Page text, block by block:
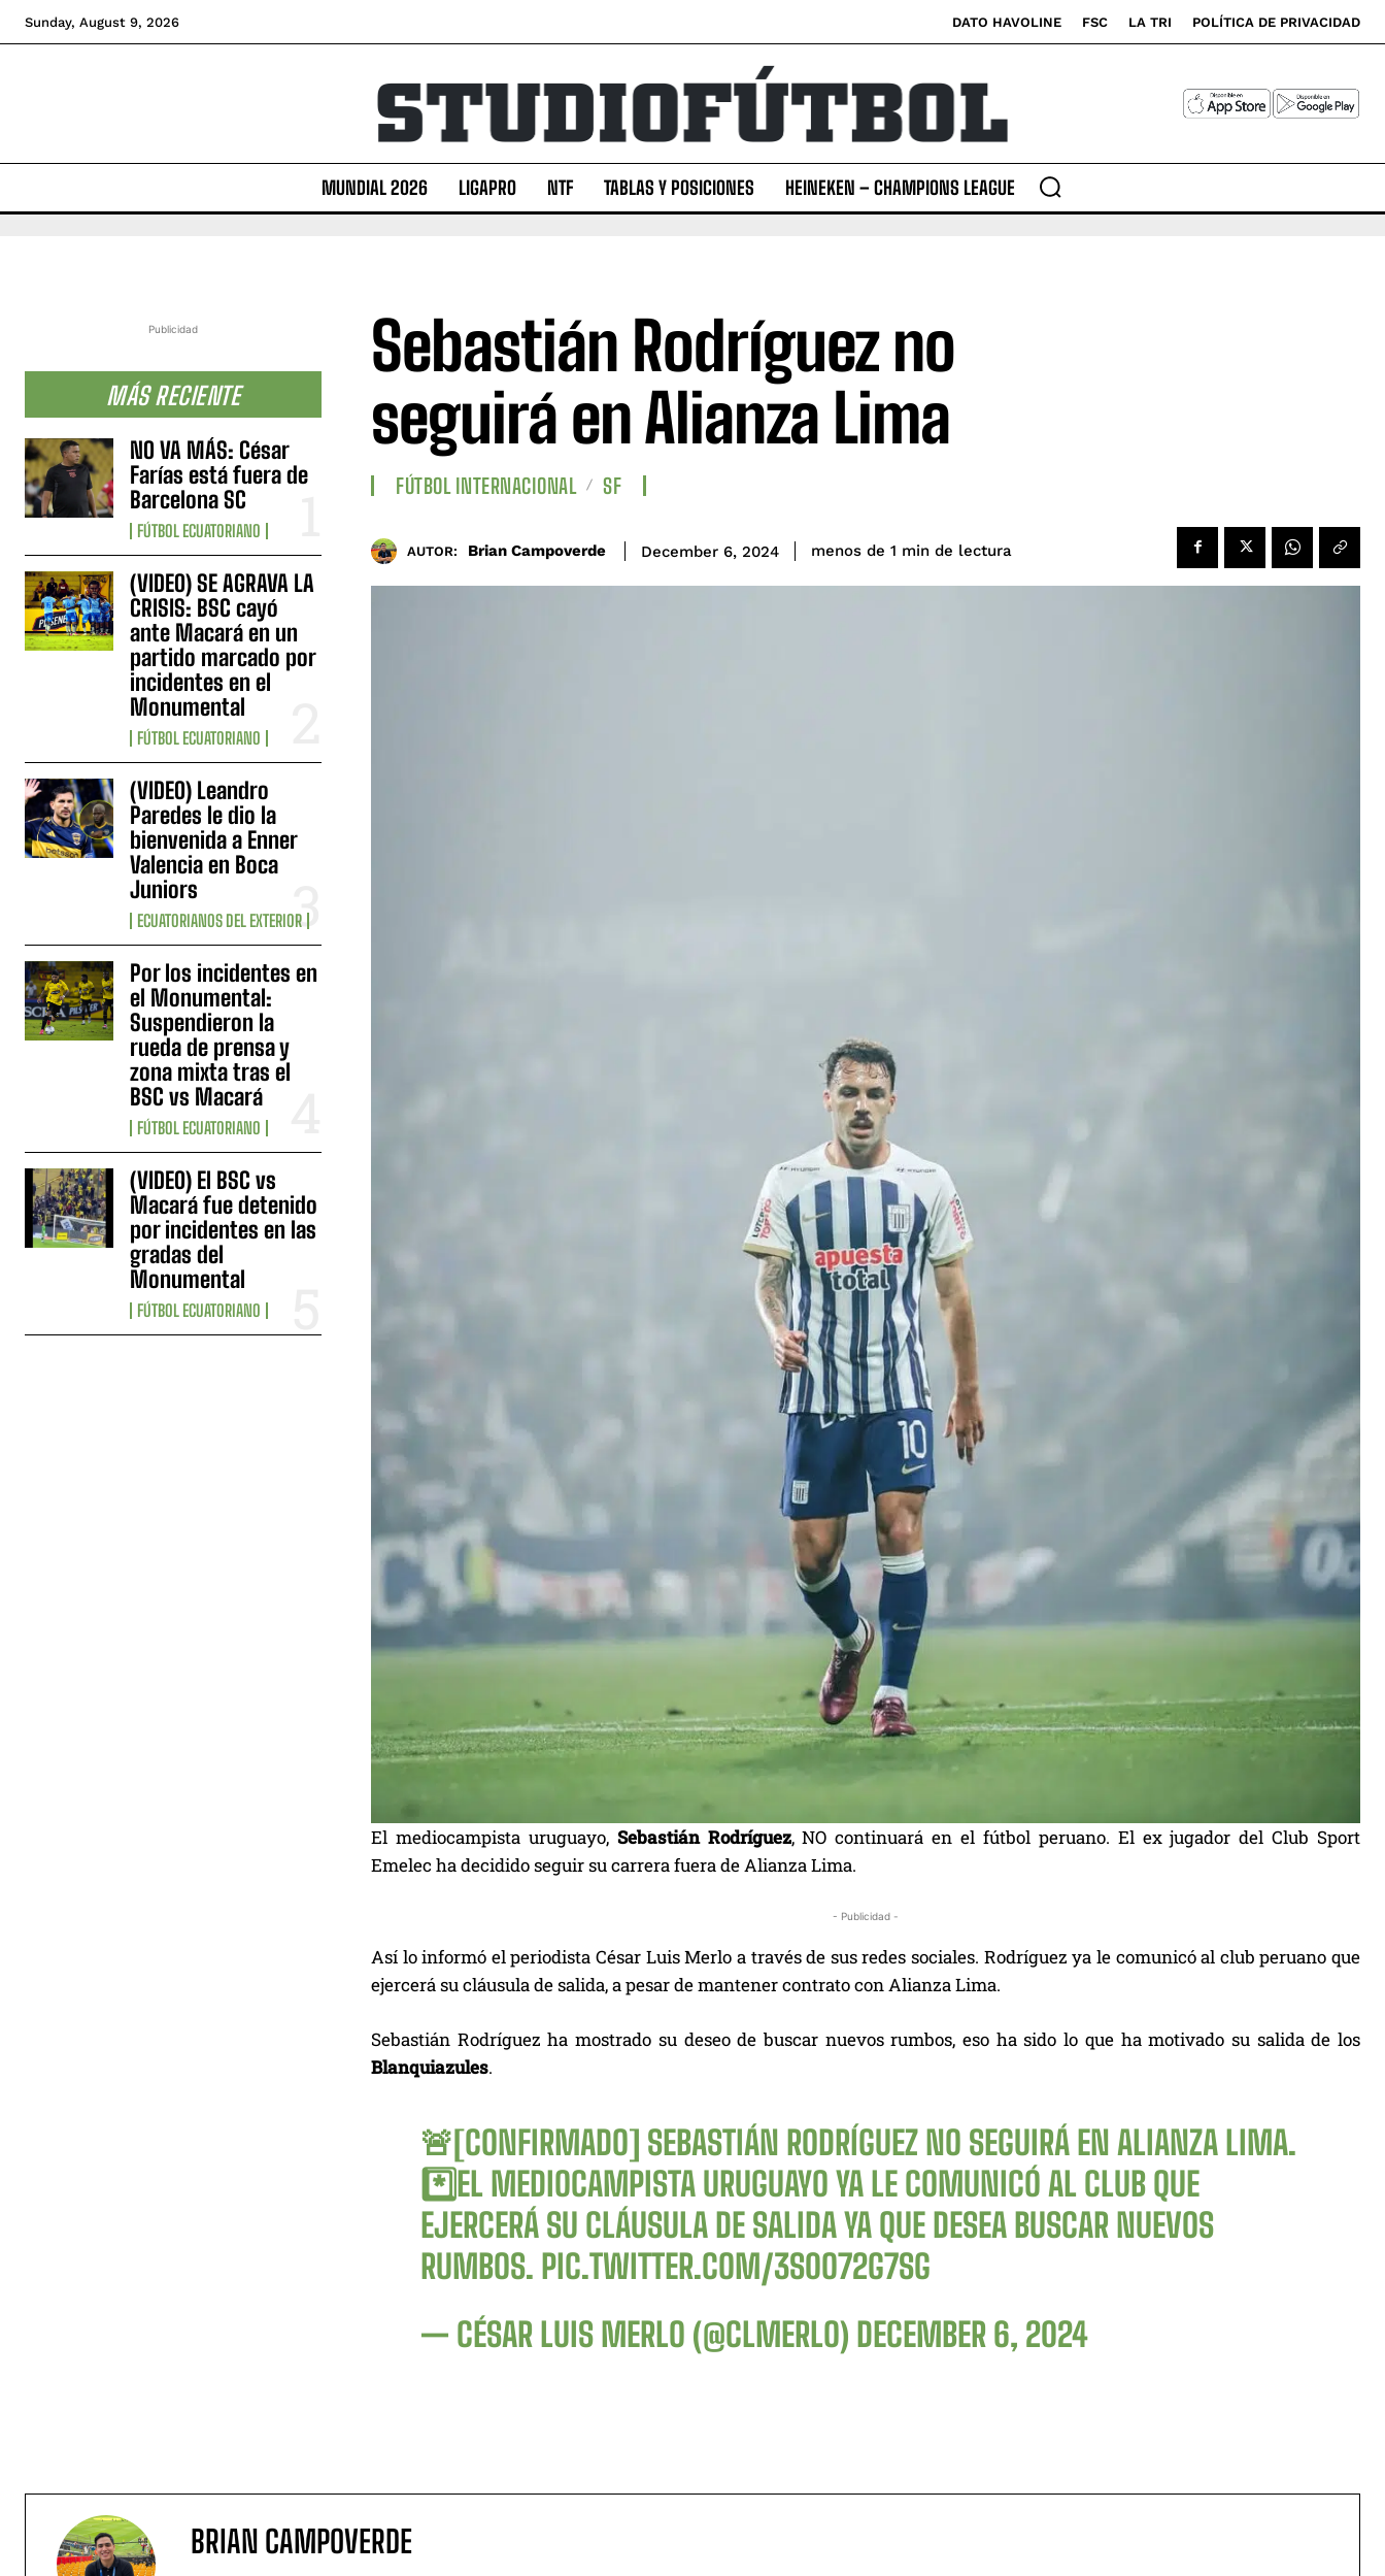
Sunday, August 9, 2026 DATO HAVOLINE FSC LA TRI POLÍTICA DE PRIVACIDAD
MUNDIAL 2026 LIGAPRO NTF TABLAS Y POSICIONES HEINEKEN – CHAMPIONS LEAGUE
Publicidad
MÁS RECIENTE
NO VA MÁS: César
Farías está fuera de
Barcelona SC
FÚTBOL ECUATORIANO
(VIDEO) SE AGRAVA LA
CRISIS: BSC cayó
ante Macará en un
partido marcado por
incidentes en el
Monumental
FÚTBOL ECUATORIANO
(VIDEO) Leandro
Paredes le dio la
bienvenida a Enner
Valencia en Boca
Juniors
ECUATORIANOS DEL EXTERIOR
Por los incidentes en
el Monumental:
Suspendieron la
rueda de prensa y
zona mixta tras el
BSC vs Macará
FÚTBOL ECUATORIANO
(VIDEO) El BSC vs
Macará fue detenido
por incidentes en las
gradas del
Monumental
FÚTBOL ECUATORIANO
Sebastián Rodríguez no
seguirá en Alianza Lima
FÚTBOL INTERNACIONAL SF
AUTOR: Brian Campoverde December 6, 2024 menos de 1 min de lectura
El mediocampista uruguayo, Sebastián Rodríguez, NO continuará en el fútbol peruano. El ex jugador del Club Sport
Emelec ha decidido seguir su carrera fuera de Alianza Lima.
- Publicidad -
Así lo informó el periodista César Luis Merlo a través de sus redes sociales. Rodríguez ya le comunicó al club peruano que
ejercerá su cláusula de salida, a pesar de mantener contrato con Alianza Lima.
Sebastián Rodríguez ha mostrado su deseo de buscar nuevos rumbos, eso ha sido lo que ha motivado su salida de los
Blanquiazules.
🚨[CONFIRMADO] SEBASTIÁN RODRÍGUEZ NO SEGUIRÁ EN ALIANZA LIMA.
*️⃣EL MEDIOCAMPISTA URUGUAYO YA LE COMUNICÓ AL CLUB QUE
EJERCERÁ SU CLÁUSULA DE SALIDA YA QUE DESEA BUSCAR NUEVOS
RUMBOS. PIC.TWITTER.COM/3S0O72G7SG
— CÉSAR LUIS MERLO (@CLMERLO) DECEMBER 6, 2024
BRIAN CAMPOVERDE